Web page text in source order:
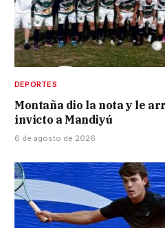
DEPORTES
Montaña dio la nota y le
invicto a Mandiyú
6 de agosto de 2026